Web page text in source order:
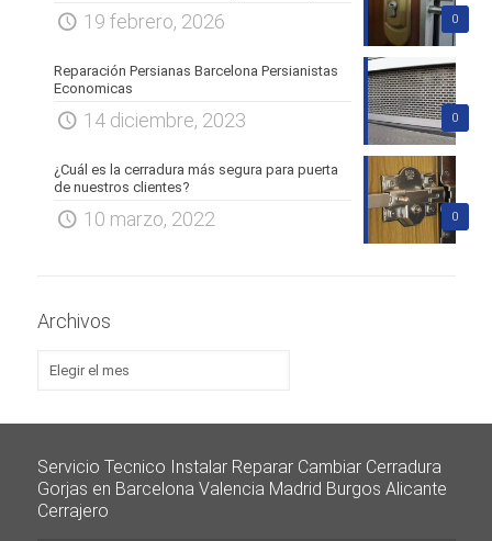
0
19 febrero, 2026
0
Reparación Persianas Barcelona Persianistas
Economicas
14 diciembre, 2023
0
¿Cuál es la cerradura más segura para puerta
de nuestros clientes?
10 marzo, 2022
Archivos
Archivos
Servicio Tecnico Instalar Reparar Cambiar Cerradura
Gorjas en Barcelona Valencia Madrid Burgos Alicante
Cerrajero